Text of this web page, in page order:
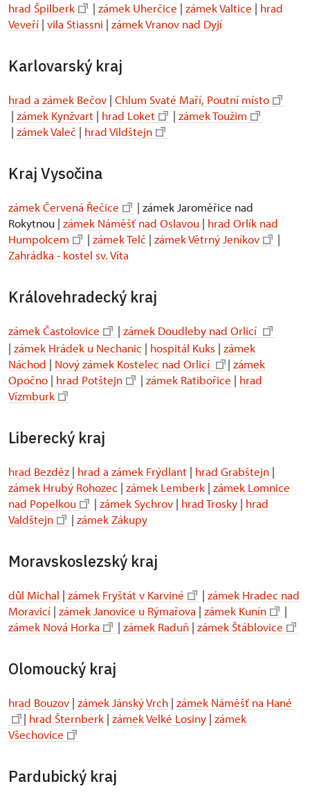
hrad Špilberk | zámek Uherčice | zámek Valtice | hrad
Veveří | vila Stiassni | zámek Vranov nad Dyjí
Karlovarský kraj
hrad a zámek Bečov | Chlum Svaté Maří, Poutní místo
| zámek Kynžvart | hrad Loket | zámek Toužim
| zámek Valeč | hrad Vildštejn
Kraj Vysočina
zámek Červená Řečice
| zámek Jaroměřice nad
Rokytnou | zámek Náměšť nad Oslavou | hrad Orlík nad
Humpolcem
| zámek Telč | zámek Větrný Jeníkov
|
Zahrádka - kostel sv. Víta
Královehradecký kraj
zámek Častolovice | zámek Doudleby nad Orlicí
| zámek Hrádek u Nechanic | hospitál Kuks | zámek
Náchod | Nový zámek Kostelec nad Orlicí | zámek
Opočno | hrad Potštejn | zámek Ratibořice | hrad
Vízmburk
Liberecký kraj
hrad Bezděz | hrad a zámek Frýdlant | hrad Grabštejn |
zámek Hrubý Rohozec | zámek Lemberk | zámek Lomnice
nad Popelkou
| zámek Sychrov | hrad Trosky | hrad
Valdštejn
| zámek Zákupy
Moravskoslezský kraj
důl Michal | zámek Fryštát v Karviné | zámek Hradec nad
Moravicí | zámek Janovice u Rýmařova | zámek Kunín
|
zámek Nová Horka
| zámek Raduň | zámek Štáblovice
Olomoucký kraj
hrad Bouzov | zámek Jánský Vrch | zámek Náměšť na Hané
| hrad Šternberk | zámek Velké Losiny | zámek
Všechovice
Pardubický kraj